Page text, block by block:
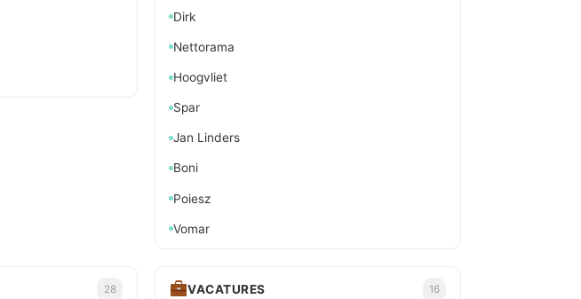
Dirk
Nettorama
Hoogvliet
Spar
Jan Linders
Boni
Poiesz
Vomar
28 VACATURES 16